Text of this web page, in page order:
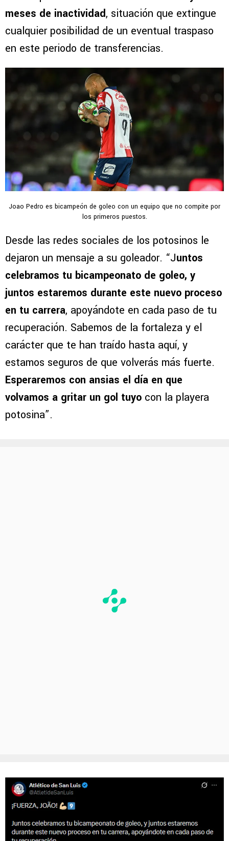
meses de inactividad, situación que extingue
cualquier posibilidad de un eventual traspaso
en este periodo de transferencias.
Joao Pedro es bicampeón de goleo con un equipo que no compite por
los primeros puestos.
Desde las redes sociales de los potosinos le
dejaron un mensaje a su goleador. “Juntos
celebramos tu bicampeonato de goleo, y
juntos estaremos durante este nuevo proceso
en tu carrera, apoyándote en cada paso de tu
recuperación. Sabemos de la fortaleza y el
carácter que te han traído hasta aquí, y
estamos seguros de que volverás más fuerte.
Esperaremos con ansias el día en que
volvamos a gritar un gol tuyo con la playera
potosina”.